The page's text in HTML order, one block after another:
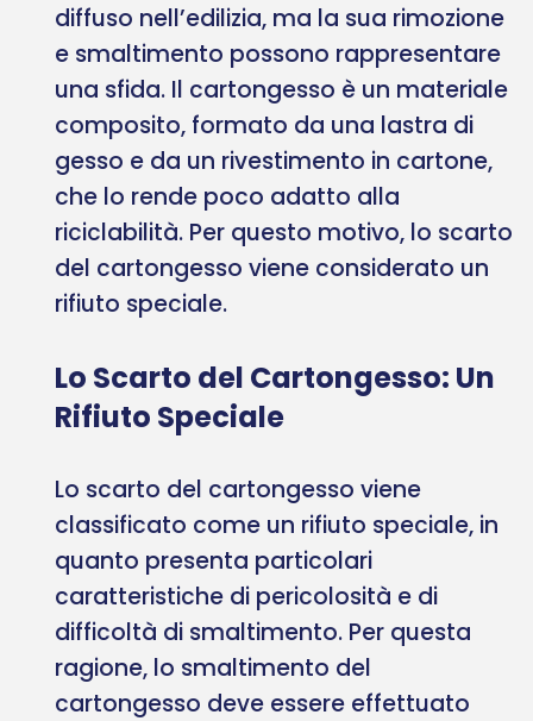
diffuso nell’edilizia, ma la sua rimozione
e smaltimento possono rappresentare
una sfida. Il cartongesso è un materiale
composito, formato da una lastra di
gesso e da un rivestimento in cartone,
che lo rende poco adatto alla
riciclabilità. Per questo motivo, lo scarto
del cartongesso viene considerato un
rifiuto speciale.
Lo Scarto del Cartongesso: Un
Rifiuto Speciale
Lo scarto del cartongesso viene
classificato come un rifiuto speciale, in
quanto presenta particolari
caratteristiche di pericolosità e di
difficoltà di smaltimento. Per questa
ragione, lo smaltimento del
cartongesso deve essere effettuato